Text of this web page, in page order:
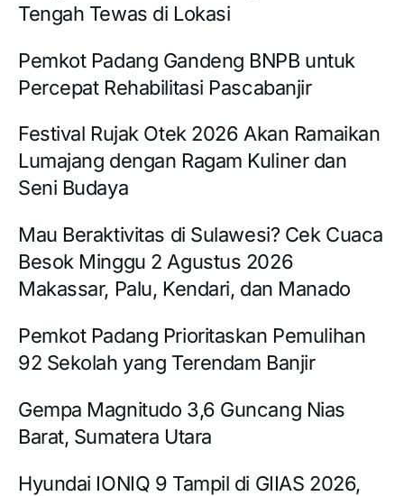
Tengah Tewas di Lokasi
Pemkot Padang Gandeng BNPB untuk
Percepat Rehabilitasi Pascabanjir
Festival Rujak Otek 2026 Akan Ramaikan
Lumajang dengan Ragam Kuliner dan
Seni Budaya
Mau Beraktivitas di Sulawesi? Cek Cuaca
Besok Minggu 2 Agustus 2026
Makassar, Palu, Kendari, dan Manado
Pemkot Padang Prioritaskan Pemulihan
92 Sekolah yang Terendam Banjir
Gempa Magnitudo 3,6 Guncang Nias
Barat, Sumatera Utara
Hyundai IONIQ 9 Tampil di GIIAS 2026,